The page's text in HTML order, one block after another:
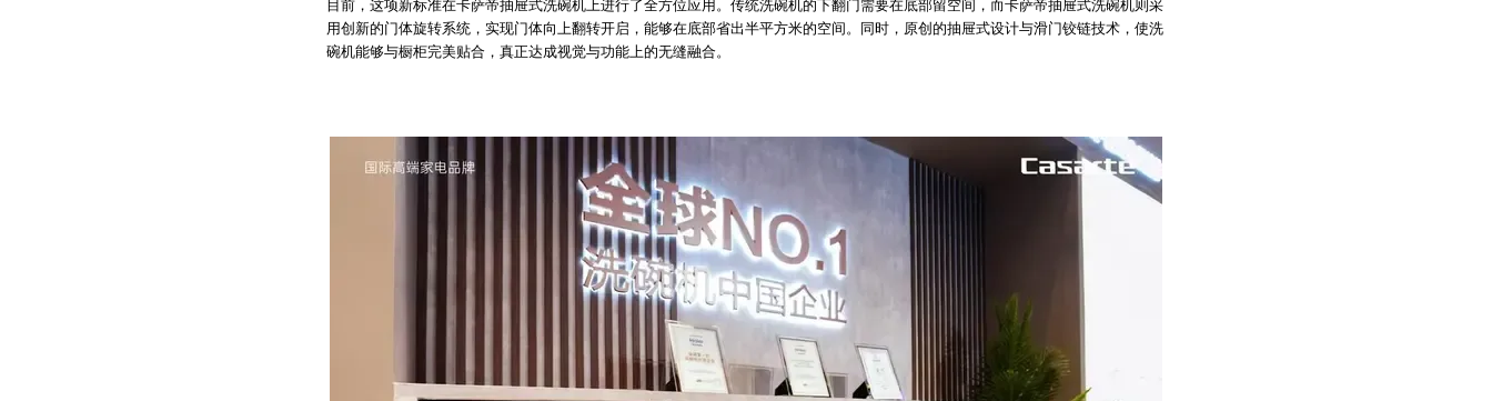
目前，这项新标准在卡萨帝抽屉式洗碗机上进行了全方位应用。传统洗碗机的下翻门需要在底部留空间，而卡萨帝抽屉式洗碗机则采
用创新的门体旋转系统，实现门体向上翻转开启，能够在底部省出半平方米的空间。同时，原创的抽屉式设计与滑门铰链技术，使洗
碗机能够与橱柜完美贴合，真正达成视觉与功能上的无缝融合。